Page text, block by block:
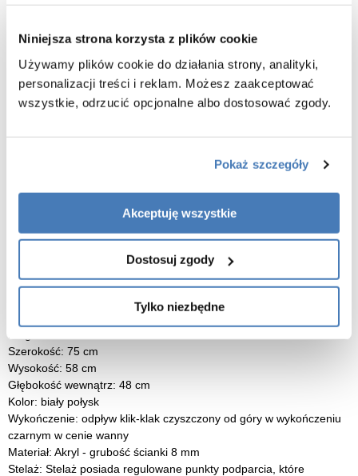
Niniejsza strona korzysta z plików cookie
Używamy plików cookie do działania strony, analityki,
personalizacji treści i reklam. Możesz zaakceptować
wszystkie, odrzucić opcjonalne albo dostosować zgody.
Pokaż szczegóły
Akceptuję wszystkie
Dostosuj zgody
Tylko niezbędne
Kompletny zestaw montażowy
W zestawie znajdują się:
– syfon
– odpływ
– korek
konieczności dokupowania podstawowych elementów
Do nowoczesnych aranżacji łazienek
Minimalistyczna bryła i wolnostojąca konstrukcja sprawiają, że
kąpielowych, jak i nowoczesnych łazienkach o bardziej
kompaktowym układzie.
Szerokość: 75 cm
Wysokość: 58 cm
Głębokość wewnątrz: 48 cm
Kolor: biały połysk
Wykończenie: odpływ klik-klak czyszczony od góry w wykończeniu
czarnym w cenie wanny
Materiał: Akryl - grubość ścianki 8 mm
Stelaż: Stelaż posiada regulowane punkty podparcia, które